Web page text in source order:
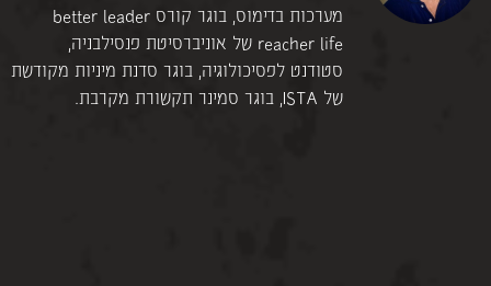
מערכות בדימוס, בוגר קורס better leader
reacher life של אוניברסיטת פנסילבניה,
סטודנט לפסיכולוגיה, בוגר סדנת מיניות מקודשת
של ISTA, בוגר סמינר תקשורת מקרבת.